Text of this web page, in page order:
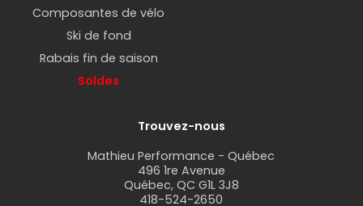
Composantes de vélo
Ski de fond
Rabais fin de saison
Soldes
Trouvez-nous
Mathieu Performance - Québec
496 1re Avenue
Québec, QC G1L 3J8
418-524-2650